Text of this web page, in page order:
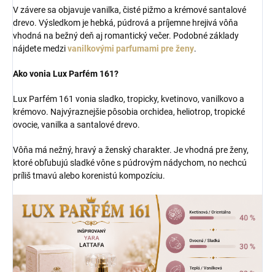
V závere sa objavuje vanilka, čisté pižmo a krémové santalové
drevo. Výsledkom je hebká, púdrová a príjemne hrejivá vôňa
vhodná na bežný deň aj romantický večer. Podobné základy
nájdete medzivanilkovými parfumami pre ženy.
Ako vonia Lux Parfém 161?
Lux Parfém 161 vonia sladko, tropicky, kvetinovo, vanilkovo a
krémovo. Najvýraznejšie pôsobia orchidea, heliotrop, tropické
ovocie, vanilka a santalové drevo.
Vôňa má nežný, hravý a ženský charakter. Je vhodná pre ženy,
ktoré obľubujú sladké vône s púdrovým nádychom, no nechcú
príliš tmavú alebo korenistú kompozíciu.